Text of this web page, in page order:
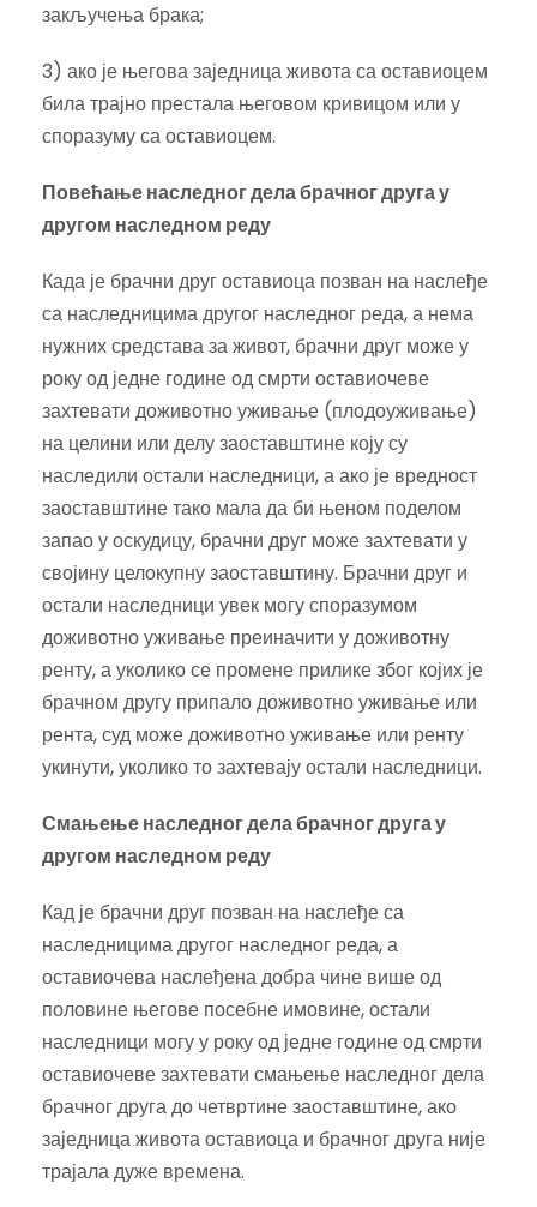
закључења брака;
3) ако је његова заједница живота са оставиоцем
била трајно престала његовом кривицом или у
споразуму са оставиоцем.
Повећање наследног дела брачног друга у
другом наследном реду
Када је брачни друг оставиоца позван на наслеђе
са наследницима другог наследног реда, а нема
нужних средстава за живот, брачни друг може у
року од једне године од смрти оставиочеве
захтевати доживотно уживање (плодоуживање)
на целини или делу заоставштине коју су
наследили остали наследници, а ако је вредност
заоставштине тако мала да би њеном поделом
запао у оскудицу, брачни друг може захтевати у
својину целокупну заоставштину. Брачни друг и
остали наследници увек могу споразумом
доживотно уживање преиначити у доживотну
ренту, а уколико се промене прилике због којих је
брачном другу припало доживотно уживање или
рента, суд може доживотно уживање или ренту
укинути, уколико то захтевају остали наследници.
Смањење наследног дела брачног друга у
другом наследном реду
Кад је брачни друг позван на наслеђе са
наследницима другог наследног реда, а
оставиочева наслеђена добра чине више од
половине његове посебне имовине, остали
наследници могу у року од једне године од смрти
оставиочеве захтевати смањење наследног дела
брачног друга до четвртине заоставштине, ако
заједница живота оставиоца и брачног друга није
трајала дуже времена.